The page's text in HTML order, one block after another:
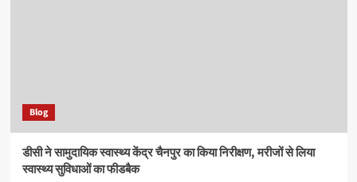
Blog
डीसी ने सामुदायिक स्वास्थ्य केंद्र चैनपुर का किया निरीक्षण, मरीजों से लिया
स्वास्थ्य सुविधाओं का फीडबैक